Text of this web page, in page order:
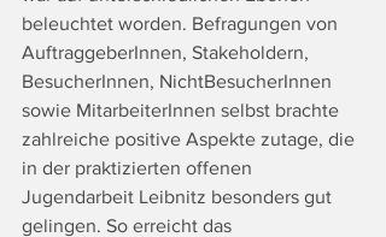
beleuchtet worden. Befragungen von
AuftraggeberInnen, Stakeholdern,
BesucherInnen, Nicht­BesucherInnen
sowie MitarbeiterInnen selbst brachte
zahlreiche positive Aspekte zutage, die
in der praktizierten offenen
Jugendarbeit Leibnitz besonders gut
gelingen. So erreicht das